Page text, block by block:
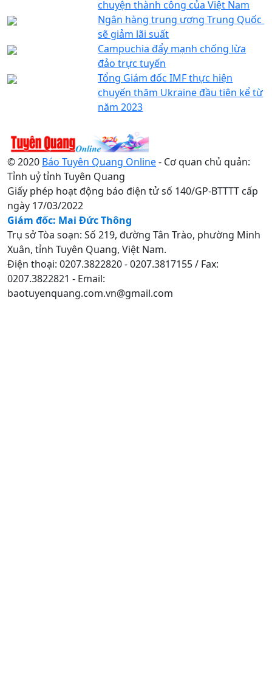
chuyện thành công của Việt Nam
Ngân hàng trung ương Trung Quốc ​​
sẽ giảm lãi suất
Campuchia đẩy mạnh chống lừa
đảo trực tuyến
Tổng Giám đốc IMF thực hiện
chuyến thăm Ukraine đầu tiên kể từ
năm 2023
© 2020 Báo Tuyên Quang Online- Cơ quan chủ quản:
Tỉnh uỷ tỉnh Tuyên Quang
Giấy phép hoạt động báo điện tử số 140/GP-BTTTT cấp
ngày 17/03/2022
Giám đốc: Mai Đức Thông
Trụ sở Tòa soạn: Số 219, đường Tân Trào, phường Minh
Xuân, tỉnh Tuyên Quang, Việt Nam.
Điện thoại: 0207.3822820 - 0207.3817155 / Fax:
0207.3822821 - Email:
baotuyenquang.com.vn@gmail.com